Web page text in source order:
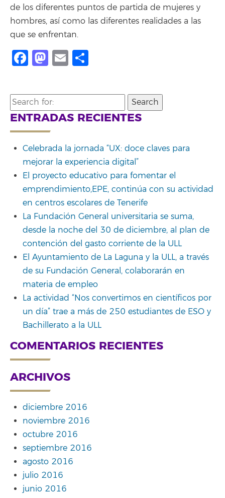
de los diferentes puntos de partida de mujeres y
hombres, así como las diferentes realidades a las
que se enfrentan.
Facebook
Mastodon
Email
Search
for:
ENTRADAS RECIENTES
Celebrada la jornada “UX: doce claves para
mejorar la experiencia digital”
El proyecto educativo para fomentar el
emprendimiento,EPE, continúa con su actividad
en centros escolares de Tenerife
La Fundación General universitaria se suma,
desde la noche del 30 de diciembre, al plan de
contención del gasto corriente de la ULL
El Ayuntamiento de La Laguna y la ULL, a través
de su Fundación General, colaborarán en
materia de empleo
La actividad “Nos convertimos en científicos por
un día” trae a más de 250 estudiantes de ESO y
Bachillerato a la ULL
COMENTARIOS RECIENTES
ARCHIVOS
diciembre 2016
noviembre 2016
octubre 2016
septiembre 2016
agosto 2016
julio 2016
junio 2016